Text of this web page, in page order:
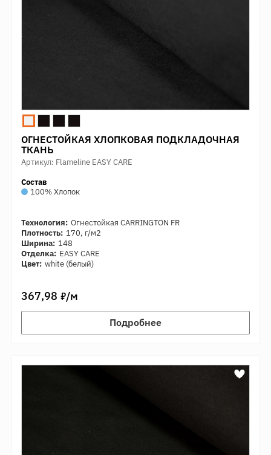
ОГНЕСТОЙКАЯ ХЛОПКОВАЯ ПОДКЛАДОЧНАЯ
ТКАНЬ
Артикул: Flameline EASY CARE
Состав
100% Хлопок
Технология: Огнестойкая CARRINGTON FR
Плотность: 170, г/м2
Ширина: 148
Отделка: EASY CARE
Цвет: white (белый)
367,98 7/м
Подробнее